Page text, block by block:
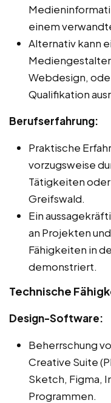
einem
Alternativ kann
Webdesign,
Qualifikation
Berufserfahrung:
Praktische
vorzugsweise
Tätigkeiten
Greifswald.
Ein
an Projekten
Fähigkeiten in
demonstriert.
Technische
Design-Software:
Beherrschung
Creative Suite
Sketch, Figma,
Programmen.